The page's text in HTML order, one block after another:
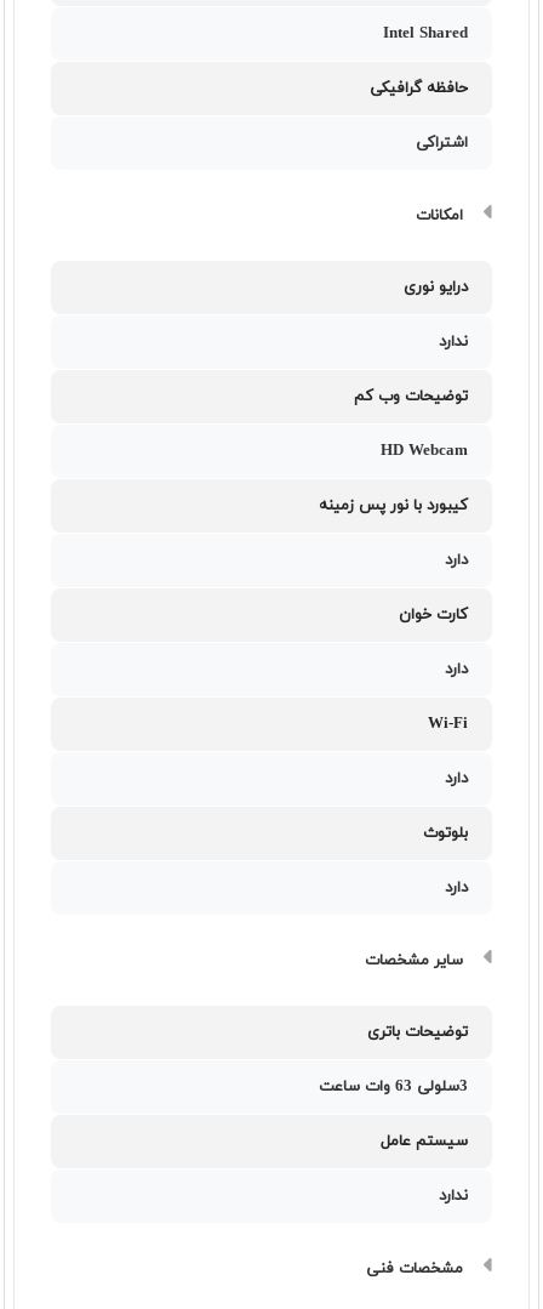
Intel Shared
حافظه گرافیکی
اشتراکی
امکانات
درایو نوری
ندارد
توضیحات وب کم
HD Webcam
کیبورد با نور پس زمینه
دارد
کارت خوان
دارد
Wi-Fi
دارد
بلوتوث
دارد
سایر مشخصات
توضیحات باتری
3سلولی 63 وات ساعت
سیستم عامل
ندارد
مشخصات فنی